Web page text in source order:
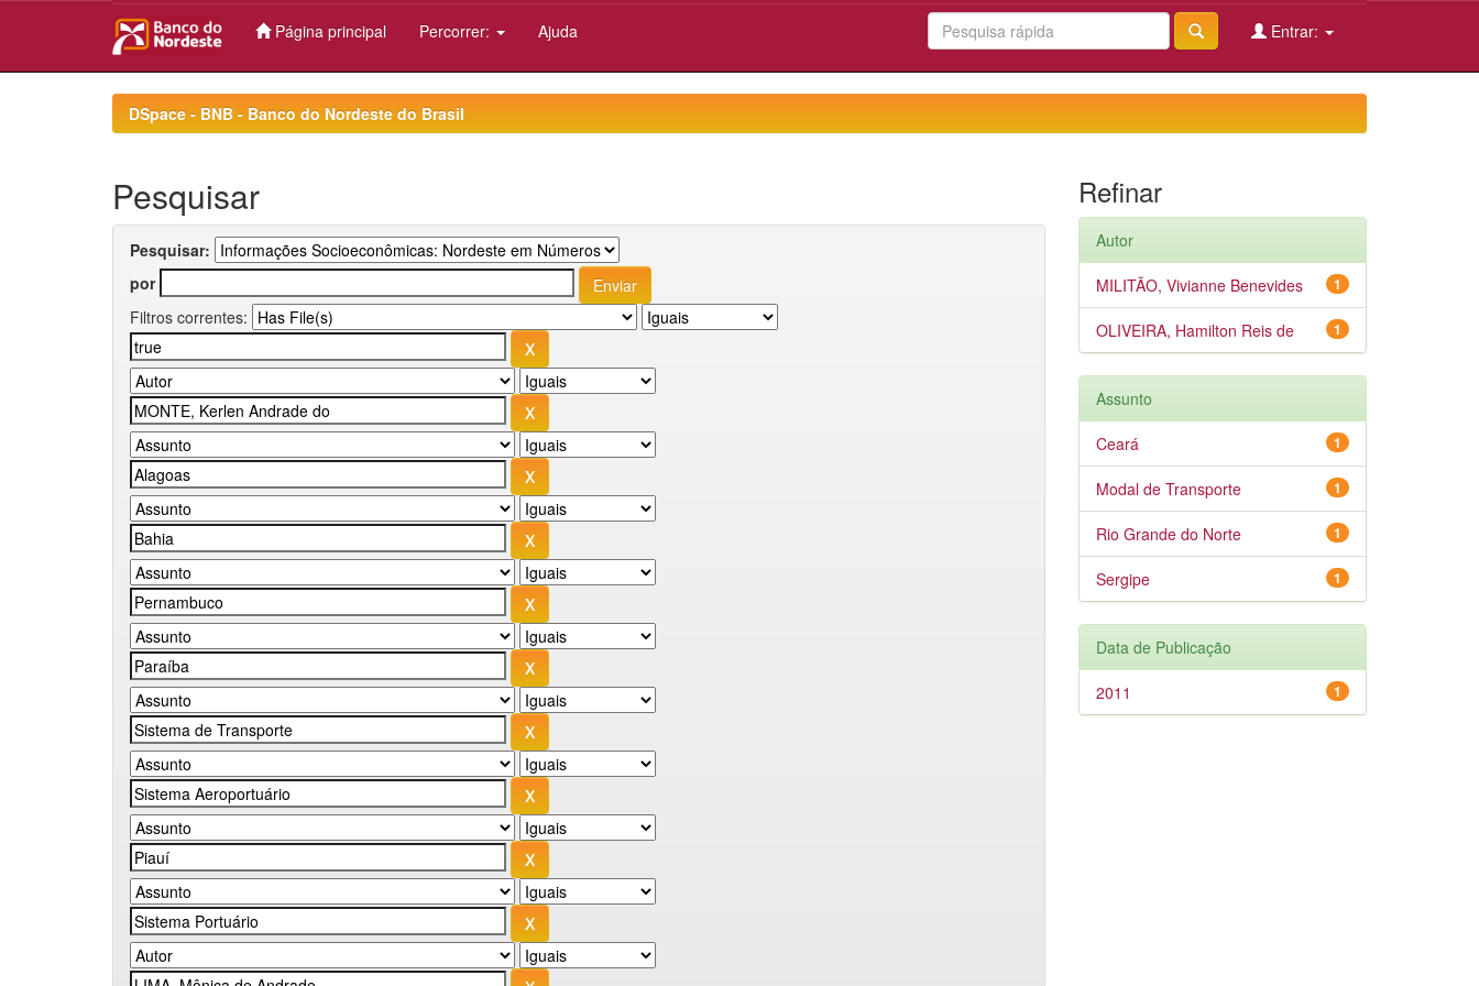
Página principal Percorrer: Ajuda Entrar:
DSpace - BNB - Banco do Nordeste do Brasil
Pesquisar
Pesquisar:
por
Filtros correntes:
Refinar
Autor
1
MILITÃO, Vivianne Benevides
1
OLIVEIRA, Hamilton Reis de
Assunto
1
Ceará
1
Modal de Transporte
1
Rio Grande do Norte
1
Sergipe
Data de Publicação
1
2011